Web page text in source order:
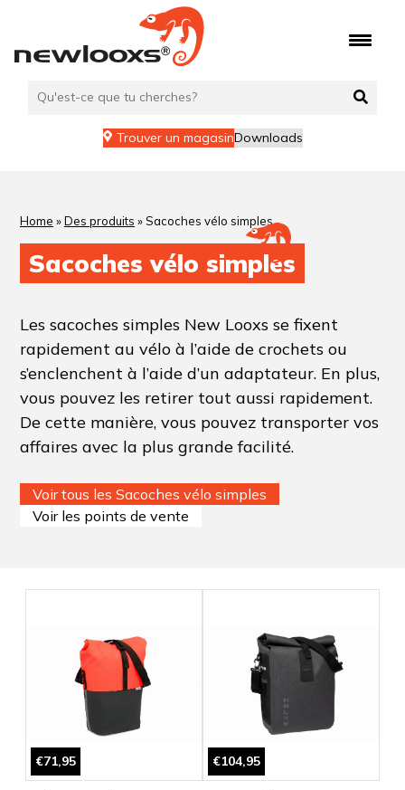
contenu
Trouver un magasinDownloads
Home »Des produits »Sacoches vélo simples
Sacoches vélo simples
Les sacoches simples New Looxs se fixent
rapidement au vélo à l’aide de crochets ou
s’enclenchent à l’aide d’un adaptateur. En plus,
vous pouvez les retirer tout aussi rapidement.
De cette manière, vous pouvez transporter vos
affaires avec la plus grande facilité.
Voir tous les Sacoches vélo simples
Voir les points de vente
€71,95 €104,95